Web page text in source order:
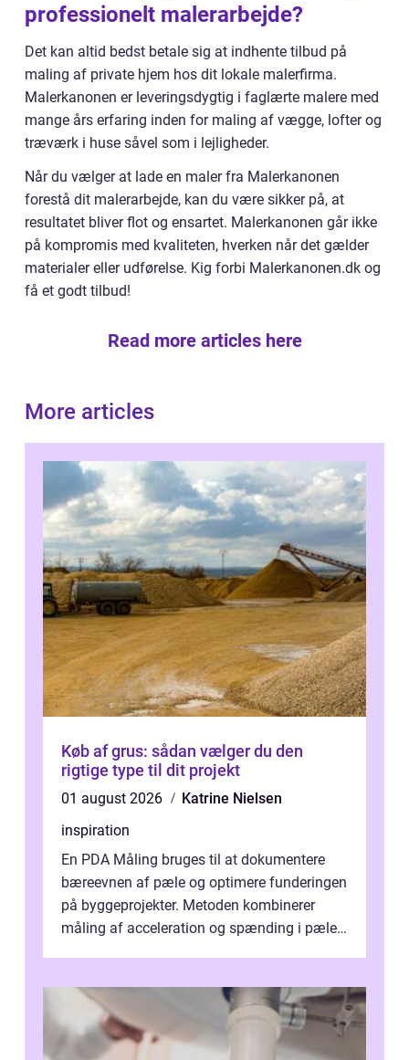
professionelt malerarbejde?
Det kan altid bedst betale sig at indhente tilbud på
maling af private hjem hos dit lokale malerfirma.
Malerkanonen er leveringsdygtig i faglærte malere med
mange års erfaring inden for maling af vægge, lofter og
træværk i huse såvel som i lejligheder.
Når du vælger at lade en maler fra Malerkanonen
forestå dit malerarbejde, kan du være sikker på, at
resultatet bliver flot og ensartet. Malerkanonen går ikke
på kompromis med kvaliteten, hverken når det gælder
materialer eller udførelse. Kig forbi Malerkanonen.dk og
få et godt tilbud!
Read more articles here
More articles
Køb af grus: sådan vælger du den
rigtige type til dit projekt
01 august 2026
Katrine Nielsen
inspiration
En PDA Måling bruges til at dokumentere
bæreevnen af pæle og optimere funderingen
på byggeprojekter. Metoden kombinerer
måling af acceleration og spænding i pælen,